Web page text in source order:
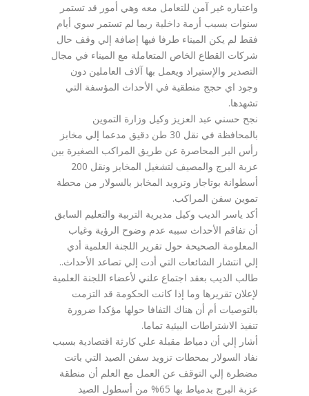
واعتباره غير آمن للتعامل معه وهي أمور قد تستمر
سنوات بسبب أزمة داخلية ربما لم تستمر سوي أيام
فقط لم يكن الميناء طرفا فيها إضافة إلي وقف حال
شركات القطاع الخاص المتعاملة مع الميناء في مجال
التصدير والإستيراد ويعمل بها آلاف العاملين دون
وجود اي حجج منطقية في الأحداث المؤسفة التي
تشهدها.
نجح حسني عبد العزيز وكيل وزارة التموين
بالمحافظة في نقل 30 طن دقيق مدعما إلي مخابز
رأس البر المحاصرة عن طريق المراكب الصغيرة بين
عزبة البرج والمصيف لتشغيل المخابز ونقل 200
أسطوانة بوتاجاز وتزويد المخابز بالسولار من محطة
تموين سفن المراكب.
أكد ياسر الديب وكيل مديرية التربية والتعليم السابق
أن تفاقم الأحداث سببه عدم وضوح الرؤية وغياب
المعلومة الصحيحة حول تقرير اللجنة العلمية أدي
إلي انتشار الشائعات التي أدت إلي تصاعد الأحداث..
طالب الديب بعقد اجتماع علني لأعضاء اللجنة العلمية
لإعلان تقريرها وما إذا كانت الحكومة قد التزمت
بالتوصيات أم أن هناك التفافا حولها مؤكدا ضرورة
تنفيذ الاشتراطات البيئية تماما.
أشار إلي أن دمياط مقبلة علي كارثة اقتصادية بسبب
نفاد السولار بمحطات تزويد سفن الصيد التي باتت
مضطرة إلي التوقف عن العمل مع العلم أن منطقة
عزبة البرج بدمياط بها 65% من أسطول الصيد